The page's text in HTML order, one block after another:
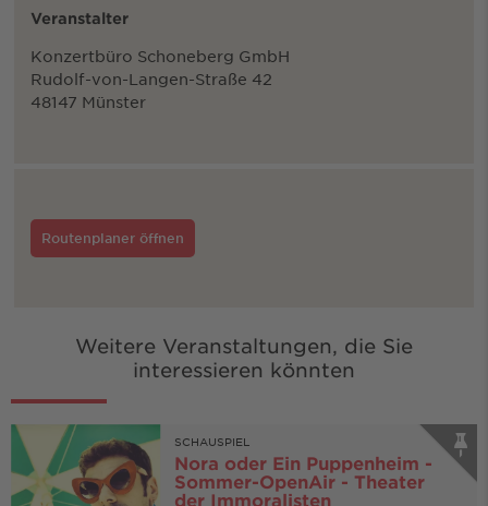
Veranstalter
Konzertbüro Schoneberg GmbH
Rudolf-von-Langen-Straße 42
48147 Münster
Routenplaner öffnen
Weitere Veranstaltungen, die Sie
interessieren könnten
SCHAUSPIEL
Nora oder Ein Puppenheim -
Sommer-OpenAir - Theater
der Immoralisten